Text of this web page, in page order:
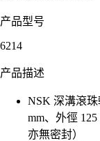
产品型号
6214
产品描述
NSK 深溝滾珠
mm、外徑
亦無密封）